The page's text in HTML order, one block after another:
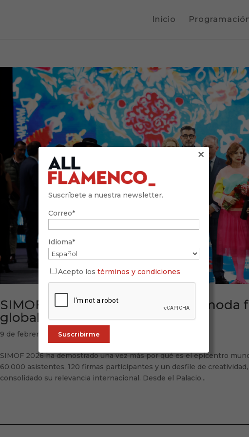
Inicio
SIMOF 2026: Tradición, futuro y moda
global
9 de febrero de 2026
SIMOF 2026 ha demostrado una vez más por qué es el epicentro
60.000 asistentes, 120 firmas participantes y un desfile de
consolidado su relevancia internacional. Desde el Palacio...
Suscríbete a nuestra newsletter.
Correo*
Idioma*
Acepto los términos y condiciones
×